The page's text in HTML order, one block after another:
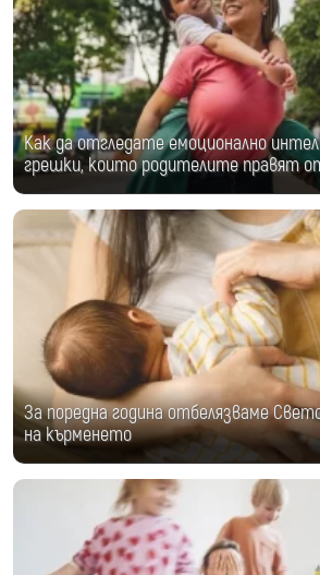
Как да отгледате емоционално
грешки, които родителите правят
За поредна година отбелязваме
на кърменето